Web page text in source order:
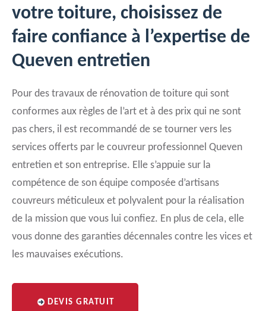
votre toiture, choisissez de
faire confiance à l’expertise de
Queven entretien
Pour des travaux de rénovation de toiture qui sont
conformes aux règles de l’art et à des prix qui ne sont
pas chers, il est recommandé de se tourner vers les
services offerts par le couvreur professionnel Queven
entretien et son entreprise. Elle s’appuie sur la
compétence de son équipe composée d’artisans
couvreurs méticuleux et polyvalent pour la réalisation
de la mission que vous lui confiez. En plus de cela, elle
vous donne des garanties décennales contre les vices et
les mauvaises exécutions.
DEVIS GRATUIT